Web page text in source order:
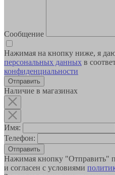
Сообщение
Нажимая на кнопку ниже, я
персональных данных в
конфиденциальности
Наличие в магазинах
Имя:
Телефон:
Отправить
Нажимая кнопку "Отправить"
и согласен с условиями